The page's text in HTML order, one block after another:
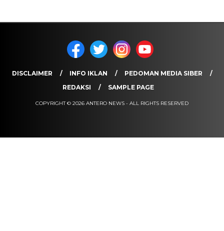
DISCLAIMER INFO IKLAN
PEDOMAN MEDIA SIBER
REDAKSI
SAMPLE PAGE
COPYRIGHT © 2026 ANTERO NEWS - ALL RIGHTS RESERVED